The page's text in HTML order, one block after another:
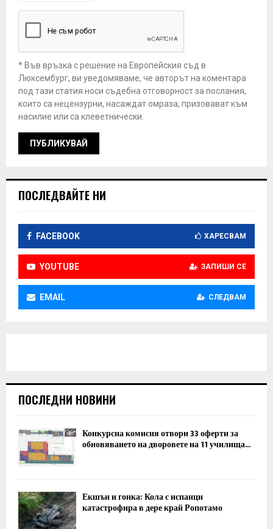
* Във връзка с решение на Европейския съд в
Люксембург, ви уведомяваме, че авторът на коментара
под тази статия носи съдебна отговорност за послания,
които са нецензурни, насаждат омраза, призовават към
насилие или са клеветнически.
ПОСЛЕДВАЙТЕ НИ
FACEBOOK ХАРЕСВАМ
YOUTUBE ЗАПИШИ СЕ
EMAIL СЛЕДВАМ
ПОСЛЕДНИ НОВИНИ
Конкурсна комисия отвори 33 оферти за
обновяването на дворовете на 11 училища...
Екшън и гонка: Кола с испанци
катастрофира в дере край Ропотамо